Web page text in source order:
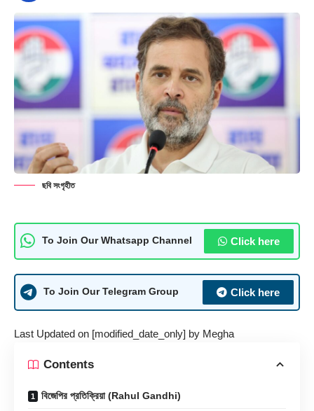
ছবি সংগৃহীত
To Join Our Whatsapp Channel Click here
To Join Our Telegram Group Click here
Last Updated on [modified_date_only] by Megha
Contents
বিজেপির প্রতিক্রিয়া (Rahul Gandhi)